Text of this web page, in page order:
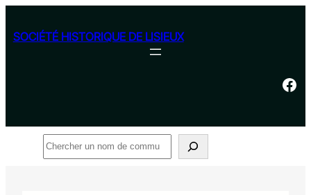
contenu
SOCIÉTÉ HISTORIQUE DE LISIEUX
Facebook
Rechercher